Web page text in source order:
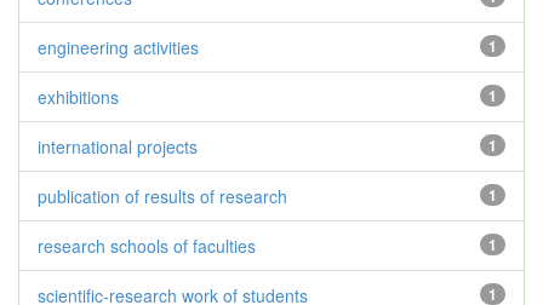
1
engineering activities
1
exhibitions
1
international projects
1
publication of results of research
1
research schools of faculties
1
scientific-research work of students